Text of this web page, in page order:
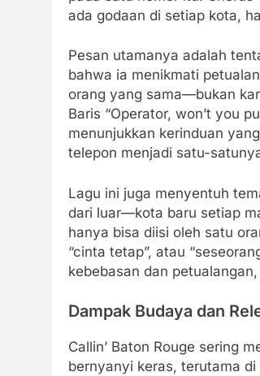
ada godaan di setiap kota,
Pesan utamanya adalah
bahwa ia menikmati
orang yang sama—bukan
Baris “Operator, won’t you
menunjukkan kerinduan
telepon menjadi satu-
Lagu ini juga menyentuh
dari luar—kota baru setiap
hanya bisa diisi oleh satu
“cinta tetap”, atau
kebebasan dan
Dampak Budaya dan
Callin’ Baton Rouge sering
bernyanyi keras, terutama